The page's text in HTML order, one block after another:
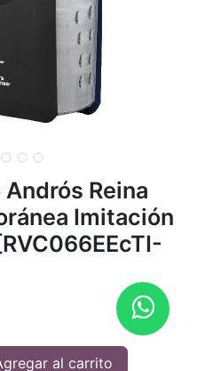
Reina
Imitación
al carrito